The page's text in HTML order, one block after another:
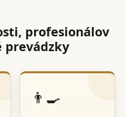
profesionálov
prevádzky
👨‍🍳